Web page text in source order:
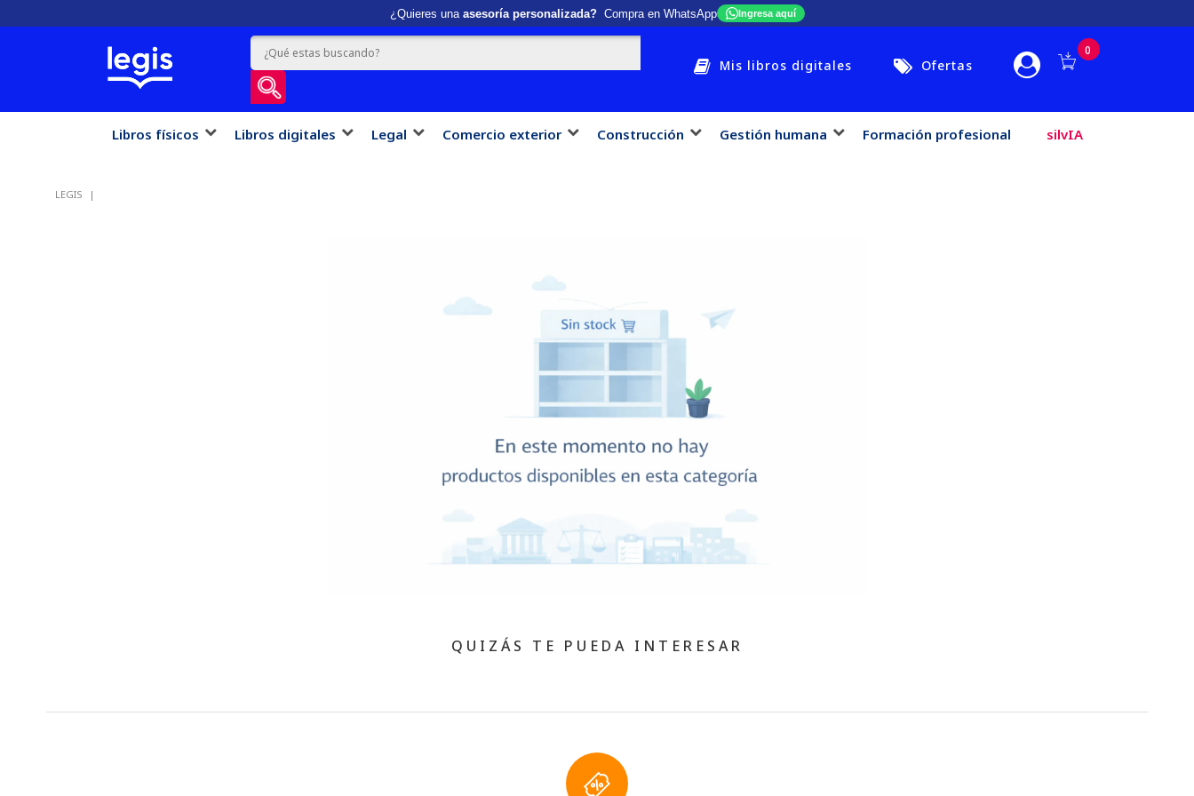
¿Quieres una asesoría personalizada?Compra en WhatsApp Ingresa aquí
Mis libros digitales Ofertas
0
Libros físicos Libros digitales Legal Comercio exterior Construcción Gestión humana Formación profesional silvIA
LEGIS
QUIZÁS TE PUEDA INTERESAR